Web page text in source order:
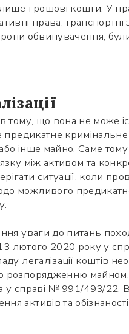
грошові кошти. У
права, транспортні
обвинувачення,
що вона не може
предикатне
або інше майно. Саме
між активом та
ситуації, коли
можливого
уваги до питань
лютого 2020 року у
легалізації коштів
розпорядженню
у справі № 991/493/22,
активів та